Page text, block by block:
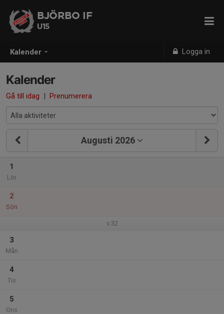
Kalender Logga in
BJÖRBO IF
U15
Kalender
Gå till idag | Prenumerera
Augusti 2026
1
Lör
2
Sön
v.32
3
Mån
4
Tis
5
Ons